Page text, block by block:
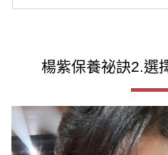
楊紫保養祕訣2.選